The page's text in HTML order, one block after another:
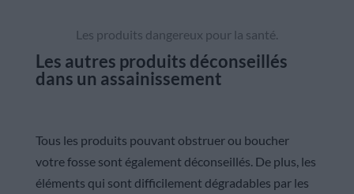
Les produits dangereux pour la santé.
Les autres produits déconseillés
dans un assainissement
Tous les produits pouvant obstruer ou boucher
votre fosse sont également déconseillés. De plus, les
éléments qui sont difficilement dégradables par les